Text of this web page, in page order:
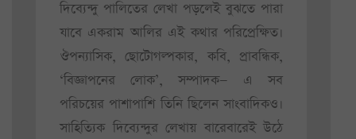
দিব্যেন্দু পালিতের লেখা পড়লেই বুঝতে পারা
যাবে একরাম আলির এই কথার পরিপ্রেক্ষিত।
ঔপন্যাসিক, ছোটোগল্পকার, কবি, প্রাবন্ধিক,
‘বিজ্ঞাপনের লোক’, সম্পাদক— এ সব
পরিচয়ের পাশাপাশি তিনি ছিলেন সাংবাদিকও।
সাহিত্যিক দিব্যেন্দুর লেখায় বারেবারেই উঠে